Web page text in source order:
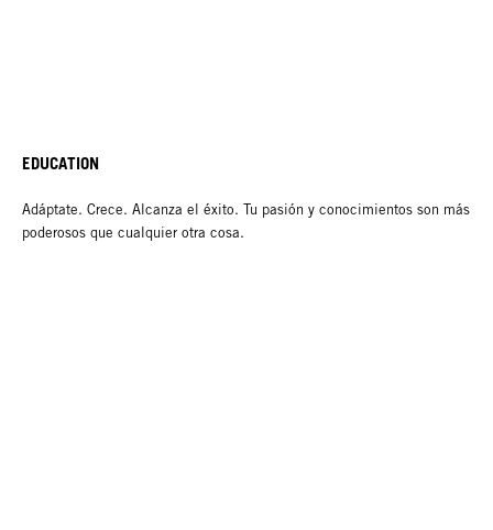
EDUCATION
Adáptate. Crece. Alcanza el éxito. Tu pasión y conocimientos son más
poderosos que cualquier otra cosa.